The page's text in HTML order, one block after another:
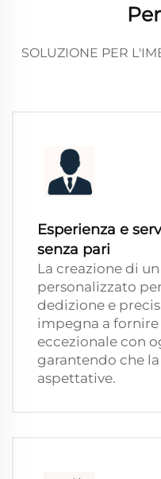
SOLUZIONE PER
Esperienza e
senza pari
La creazione di
personalizzato
dedizione e
impegna a
eccezionale con
garantendo che
aspettative.